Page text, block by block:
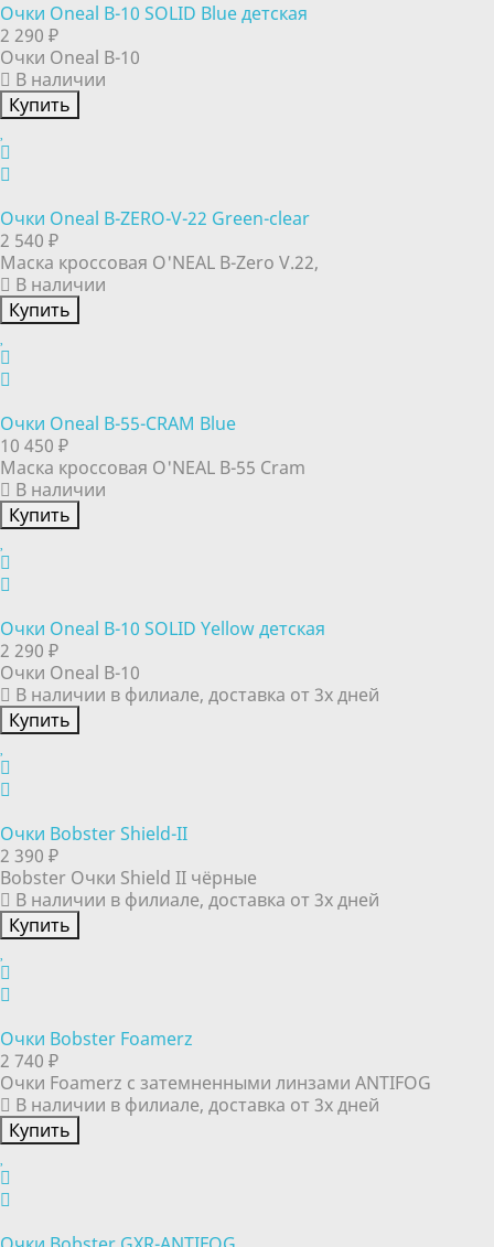
Очки Oneal B-10 SOLID Blue детская
2 290 ₽
Очки Oneal B-10
В наличии
Купить
Очки Oneal B-ZERO-V-22 Green-clear
2 540 ₽
Маска кроссовая O'NEAL B-Zero V.22,
В наличии
Купить
Очки Oneal B-55-CRAM Blue
10 450 ₽
Маска кроссовая O'NEAL B-55 Cram
В наличии
Купить
Очки Oneal B-10 SOLID Yellow детская
2 290 ₽
Очки Oneal B-10
В наличии в филиале, доставка от 3х дней
Купить
Очки Bobster Shield-II
2 390 ₽
Bobster Очки Shield II чёрные
В наличии в филиале, доставка от 3х дней
Купить
Очки Bobster Foamerz
2 740 ₽
Очки Foamerz с затемненными линзами ANTIFOG
В наличии в филиале, доставка от 3х дней
Купить